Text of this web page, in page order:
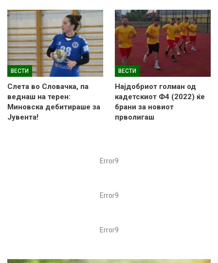
ВЕСТИ
Слетa во Словачка, па
веднаш на терен:
Миновска дебитираше за
Јувента!
ВЕСТИ
Најдобриот голман од
кадетскиот Ф4 (2022) ќе
брани за новиот
прволигаш
Error9
Error9
Error9